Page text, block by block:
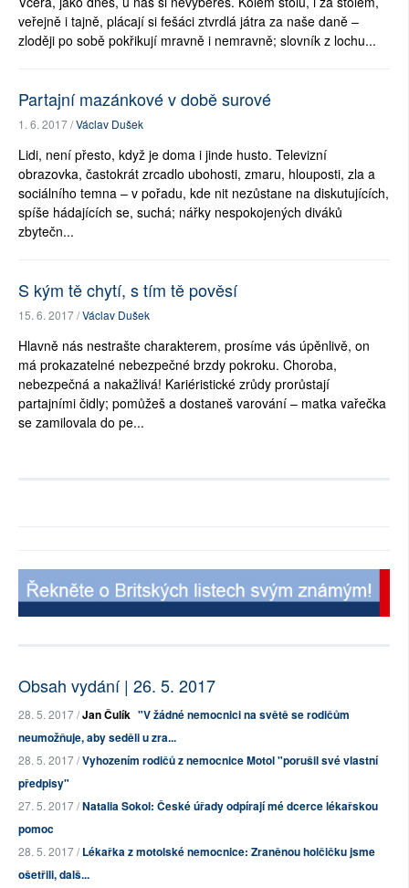
veřejně i tajně, plácají si fešáci ztvrdlá játra za naše daně –
zloději po sobě pokřikují mravně i nemravně; slovník z lochu...
Partajní mazánkové v době surové
1. 6. 2017 /Václav Dušek
Lidi, není přesto, když je doma i jinde husto. Televizní
obrazovka, častokrát zrcadlo ubohosti, zmaru, hlouposti, zla a
sociálního temna – v pořadu, kde nit nezůstane na diskutujících,
spíše hádajících se, suchá; nářky nespokojených diváků
zbytečn...
S kým tě chytí, s tím tě pověsí
15. 6. 2017 /Václav Dušek
Hlavně nás nestrašte charakterem, prosíme vás úpěnlivě, on
má prokazatelné nebezpečné brzdy pokroku. Choroba,
nebezpečná a nakažlivá! Kariéristické zrůdy prorůstají
partajními čidly; pomůžeš a dostaneš varování – matka vařečka
se zamilovala do pe...
Obsah vydání | 26. 5. 2017
28. 5. 2017 /Jan Čulík "V žádné nemocnici na světě se rodičům
neumožňuje, aby seděli u zra...
28. 5. 2017 /Vyhozením rodičů z nemocnice Motol "porušil své vlastní
předpisy"
27. 5. 2017 /Natalia Sokol: České úřady odpírají mé dcerce lékařskou
pomoc
28. 5. 2017 /Lékařka z motolské nemocnice: Zraněnou holčičku jsme
ošetřili, dalš...